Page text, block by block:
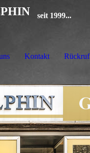
seit 1999...
Kontakt Rückruf